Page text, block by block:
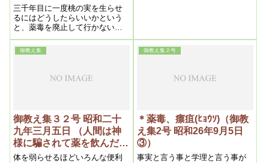
目からウロコの内容より
三千年目に一度桃の実を生らせ
るにはどうしたらいいかという
と、薬毒を廃止して行かないと
いけない訳ですし、私達の頭の
中に蔓延しているですね、三千
年来の悪を中心とした思想を払
ならせる事は出来ないのです
う点は神様は気が利いてます
御教え集
御教え集３２号 昭和二十
九年三月五日 （人間は神
様に騙されて薬を飲んだ）
昭和二十九年四月十五日発
体を弱らせるほどいろんな便利
御教え集２号
＊薬毒、瘭疽(ﾋｮｳｿ)（御教
え集2号 昭和26年9月5日
③）
事実と言う事と学理と言う事が